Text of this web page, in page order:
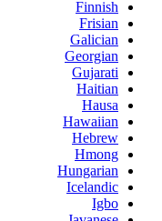
Finnish
Frisian
Galician
Georgian
Gujarati
Haitian
Hausa
Hawaiian
Hebrew
Hmong
Hungarian
Icelandic
Igbo